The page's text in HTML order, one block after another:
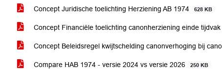
Concept Juridische toelichting Herziening AB 1974 628 KB
Concept Financiële toelichting canonherziening einde tijdvak
Concept Beleidsregel kwijtschelding canonverhoging bij
Compare HAB 1974 - versie 2024 vs versie 2026 250 KB